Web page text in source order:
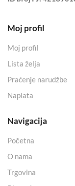
Moj profil
Moj profil
Lista želja
Praćenje narudžbe
Naplata
Navigacija
Početna
O nama
Trgovina